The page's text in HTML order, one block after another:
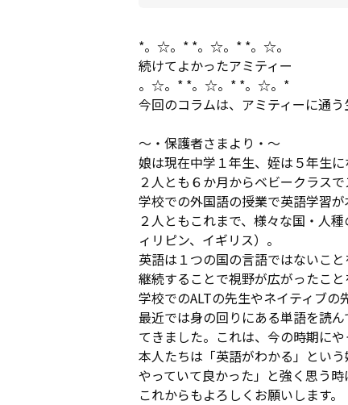
*。☆。* *。☆。* *。☆。
続けてよかったアミティー
。☆。* *。☆。* *。☆。*
今回のコラムは、アミティーに通
～・保護者さまより・～
娘は現在中学１年生、姪は５年生に
２人とも６か月からベビークラス
学校での外国語の授業で英語学習
２人ともこれまで、様々な国・人
ィリピン、イギリス）。
英語は１つの国の言語ではないこ
継続することで視野が広がったこと
学校でのALTの先生やネイティブの
最近では身の回りにある単語を読
てきました。これは、今の時期に
本人たちは「英語がわかる」とい
やっていて良かった」と強く思う
これからもよろしくお願いします。